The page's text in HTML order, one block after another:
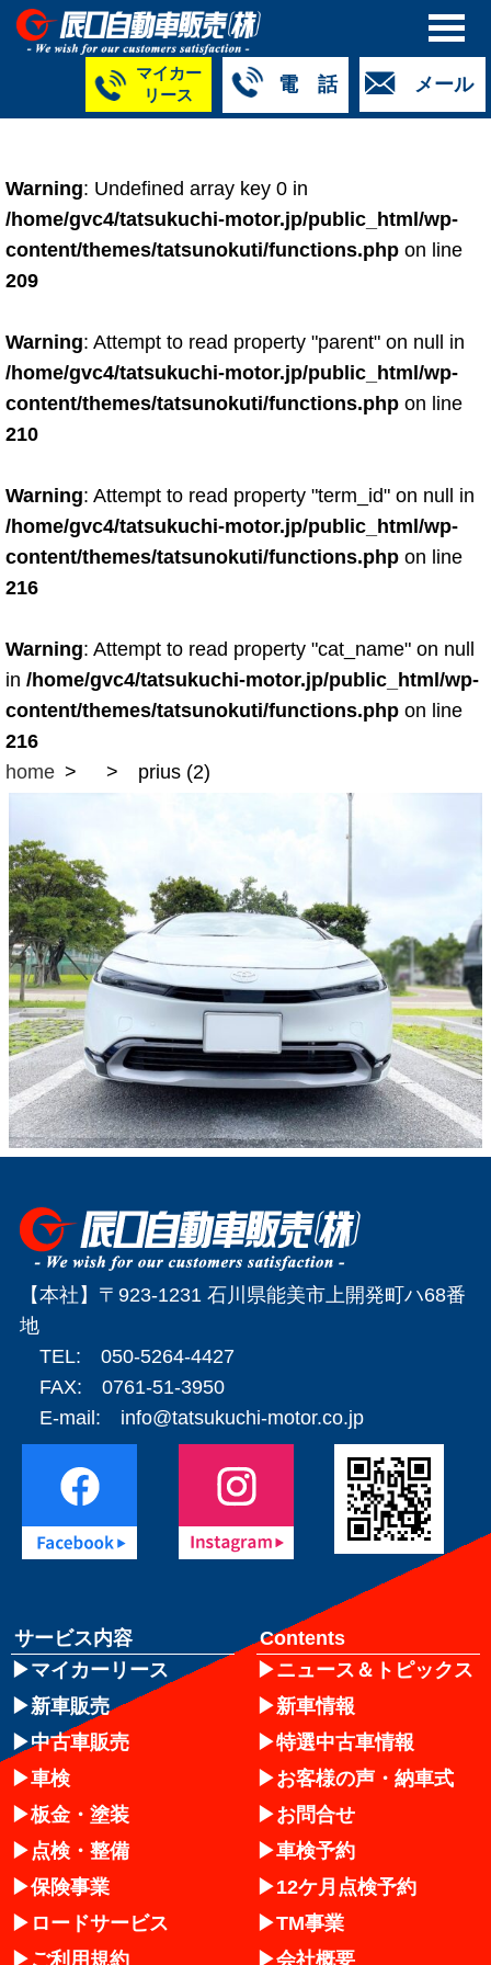
メール
電 話
4427
050-5268-
8009
2318
0024
2424
4430
マイカー
リース
Warning: Undefined array key 0 in
/home/gvc4/tatsukuchi-motor.jp/public_html/wp-
content/themes/tatsunokuti/functions.php on line
209
Warning: Attempt to read property "parent" on null in
/home/gvc4/tatsukuchi-motor.jp/public_html/wp-
content/themes/tatsunokuti/functions.php on line
210
Warning: Attempt to read property "term_id" on null in
/home/gvc4/tatsukuchi-motor.jp/public_html/wp-
content/themes/tatsunokuti/functions.php on line
216
Warning: Attempt to read property "cat_name" on null
in /home/gvc4/tatsukuchi-motor.jp/public_html/wp-
content/themes/tatsunokuti/functions.php on line
216
home
prius (2)
【本社】〒923-1231 石川県能美市上開発町ハ68番
地
TEL: 050-5264-4427
FAX: 0761-51-3950
E-mail: info@tatsukuchi-motor.co.jp
サービス内容
マイカーリース
新車販売
中古車販売
車検
板金・塗装
点検・整備
保険事業
ロードサービス
ご利用規約
Contents
ニュース＆トピックス
新車情報
特選中古車情報
お客様の声・納車式
お問合せ
車検予約
12ケ月点検予約
TM事業
会社概要